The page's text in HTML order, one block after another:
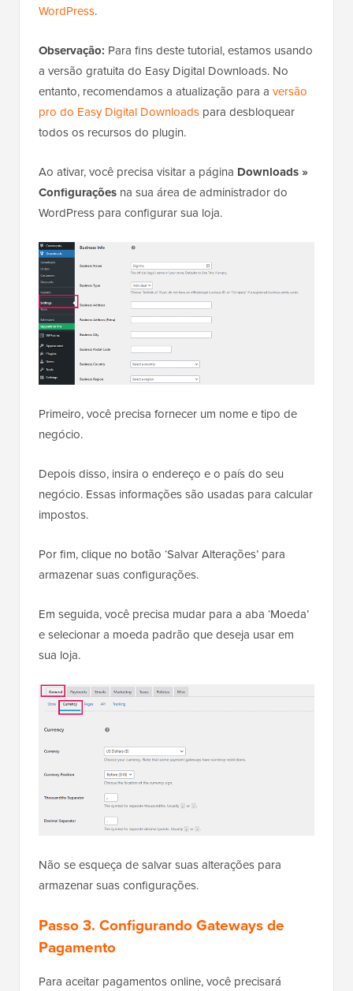
WordPress.
Observação: Para fins deste tutorial, estamos usando
a versão gratuita do Easy Digital Downloads. No
entanto, recomendamos a atualização para a versão
pro do Easy Digital Downloads para desbloquear
todos os recursos do plugin.
Ao ativar, você precisa visitar a página Downloads »
Configurações na sua área de administrador do
WordPress para configurar sua loja.
Primeiro, você precisa fornecer um nome e tipo de
negócio.
Depois disso, insira o endereço e o país do seu
negócio. Essas informações são usadas para calcular
impostos.
Por fim, clique no botão ‘Salvar Alterações’ para
armazenar suas configurações.
Em seguida, você precisa mudar para a aba ‘Moeda’
e selecionar a moeda padrão que deseja usar em
sua loja.
Não se esqueça de salvar suas alterações para
armazenar suas configurações.
Passo 3. Configurando Gateways de
Pagamento
Para aceitar pagamentos online, você precisará